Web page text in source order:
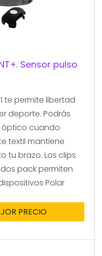
Sensor pulso
te permite libertad
deporte. Podrás
óptico cuando
textil mantiene
tu brazo. Los clips
pack permiten
Polar
PRECIO